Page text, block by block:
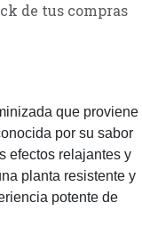
de tus compras
que proviene
por su sabor
efectos relajantes y
planta resistente y
potente de